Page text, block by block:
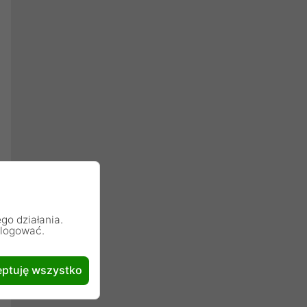
działania.
wszystko